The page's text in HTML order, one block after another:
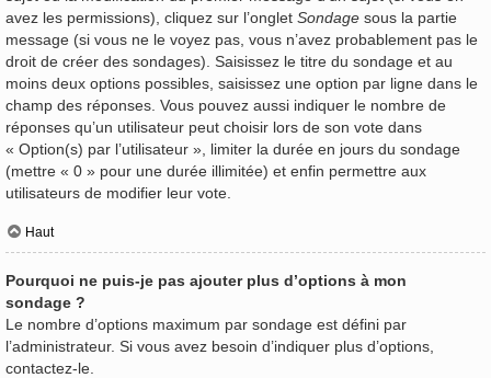
avez les permissions), cliquez sur l’onglet Sondage sous la partie
message (si vous ne le voyez pas, vous n’avez probablement pas le
droit de créer des sondages). Saisissez le titre du sondage et au
moins deux options possibles, saisissez une option par ligne dans le
champ des réponses. Vous pouvez aussi indiquer le nombre de
réponses qu’un utilisateur peut choisir lors de son vote dans
« Option(s) par l’utilisateur », limiter la durée en jours du sondage
(mettre « 0 » pour une durée illimitée) et enfin permettre aux
utilisateurs de modifier leur vote.
Haut
Pourquoi ne puis-je pas ajouter plus d’options à mon
sondage ?
Le nombre d’options maximum par sondage est défini par
l’administrateur. Si vous avez besoin d’indiquer plus d’options,
contactez-le.